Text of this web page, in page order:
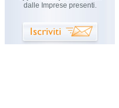
dalle Imprese presenti.